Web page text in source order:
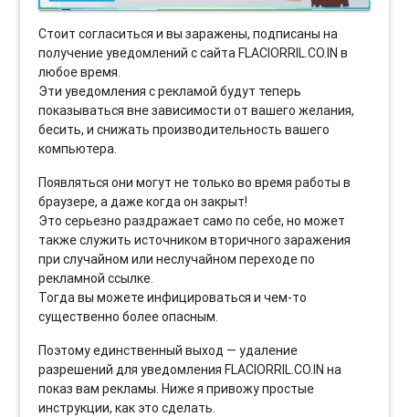
Стоит согласиться и вы заражены, подписаны на
получение уведомлений с сайта FLACIORRIL.CO.IN в
любое время.
Эти уведомления с рекламой будут теперь
показываться вне зависимости от вашего желания,
бесить, и снижать производительность вашего
компьютера.
Появляться они могут не только во время работы в
браузере, а даже когда он закрыт!
Это серьезно раздражает само по себе, но может
также служить источником вторичного заражения
при случайном или неслучайном переходе по
рекламной ссылке.
Тогда вы можете инфицироваться и чем-то
существенно более опасным.
Поэтому единственный выход — удаление
разрешений для уведомления FLACIORRIL.CO.IN на
показ вам рекламы. Ниже я привожу простые
инструкции, как это сделать.